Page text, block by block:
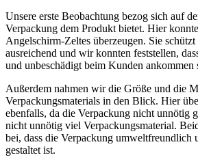
Unsere erste Beobachtung bezog sich auf
Verpackung dem Produkt bietet. Hier
Angelschirm-Zeltes überzeugen. Sie
ausreichend und wir konnten feststellen,
und unbeschädigt beim Kunden ankommen
Außerdem nahmen wir die Größe und die
Verpackungsmaterials in den Blick. Hier
ebenfalls, da die Verpackung nicht unnötig
nicht unnötig viel Verpackungsmaterial.
bei, dass die Verpackung umweltfreundlich
gestaltet ist.